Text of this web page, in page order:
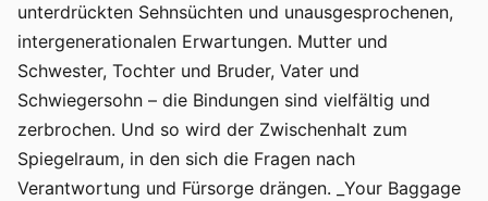
unterdrückten Sehnsüchten und unausgesprochenen,
intergenerationalen Erwartungen. Mutter und
Schwester, Tochter und Bruder, Vater und
Schwiegersohn – die Bindungen sind vielfältig und
zerbrochen. Und so wird der Zwischenhalt zum
Spiegelraum, in den sich die Fragen nach
Verantwortung und Fürsorge drängen. _Your Baggage